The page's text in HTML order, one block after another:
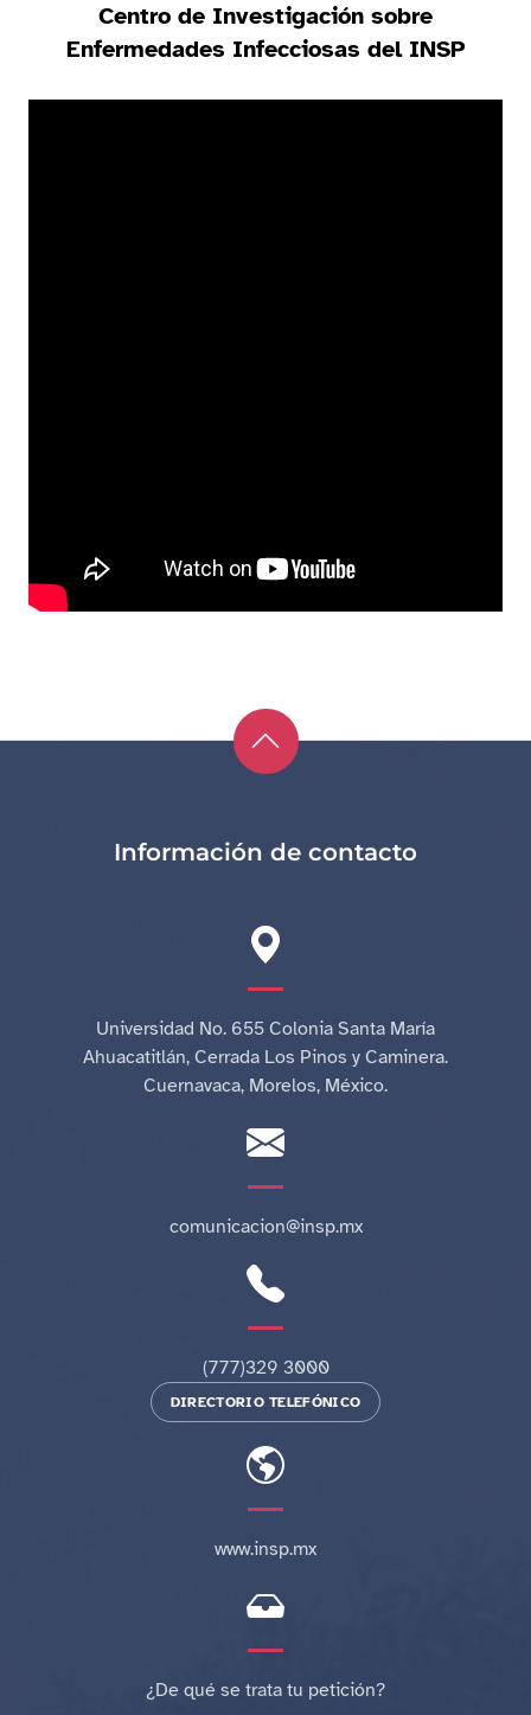
Centro de Investigación sobre
Enfermedades Infecciosas del INSP
Información de contacto
Universidad No. 655 Colonia Santa María
Ahuacatitlán, Cerrada Los Pinos y Caminera.
Cuernavaca, Morelos, México.
comunicacion@insp.mx
(777)329 3000
DIRECTORIO TELEFÓNICO
www.insp.mx
¿De qué se trata tu petición?